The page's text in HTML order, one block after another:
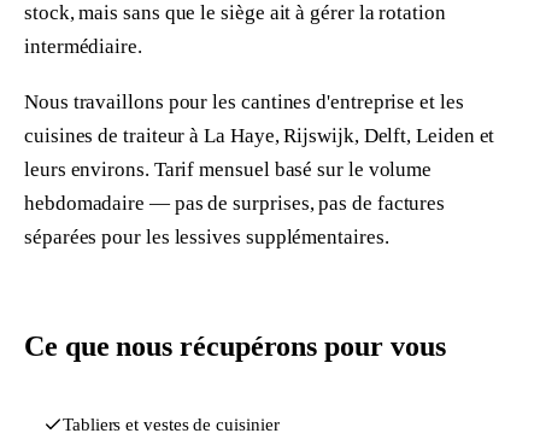
stock, mais sans que le siège ait à gérer la rotation
intermédiaire.
Nous travaillons pour les cantines d'entreprise et les
cuisines de traiteur à La Haye, Rijswijk, Delft, Leiden et
leurs environs. Tarif mensuel basé sur le volume
hebdomadaire — pas de surprises, pas de factures
séparées pour les lessives supplémentaires.
Ce que nous récupérons pour vous
Tabliers et vestes de cuisinier